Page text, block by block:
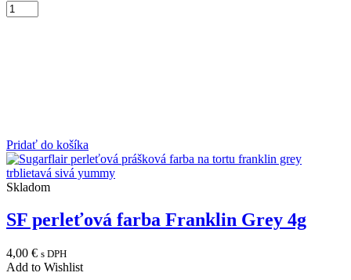
Pridať do košíka
Skladom
SF perleťová farba Franklin Grey 4g
4,00 € s DPH
Add to Wishlist